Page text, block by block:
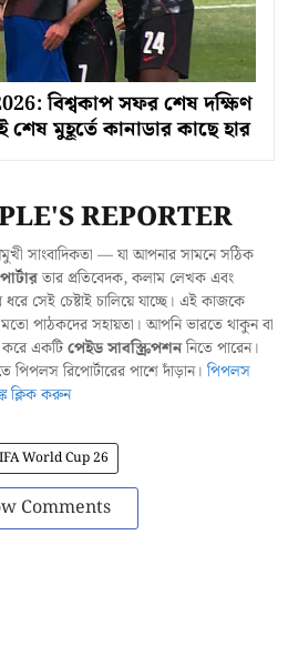
বিশ্বকাপ সফর শেষ দক্ষিণ
শেষ মুহূর্তে কানাডার কাছে হার
REPORTER
সাংবাদিকতা — যা আপনার সামনে সঠিক
তার প্রতিবেদক, কলাম লেখক এবং
সেই চেষ্টাই চালিয়ে যাচ্ছে। এই কাজকে
পাঠকদের সহায়তা। আপনি ভারতে থাকুন বা
করে একটিপেইড সাবস্ক্রিপশননিতে পারেন।
পিপলস রিপোর্টারের পাশে দাঁড়ান।পিপলস
ক্লিক করুন
World Cup 26
Comments